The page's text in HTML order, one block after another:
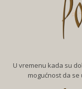
U vremenu kada su
mogućnost da